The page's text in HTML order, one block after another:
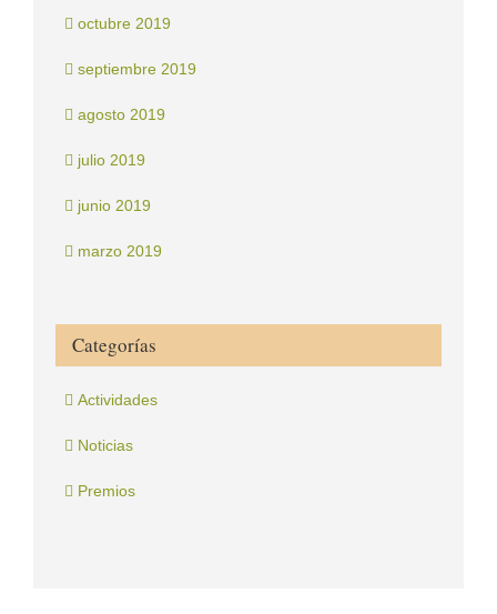
octubre 2019
septiembre 2019
agosto 2019
julio 2019
junio 2019
marzo 2019
Categorías
Actividades
Noticias
Premios